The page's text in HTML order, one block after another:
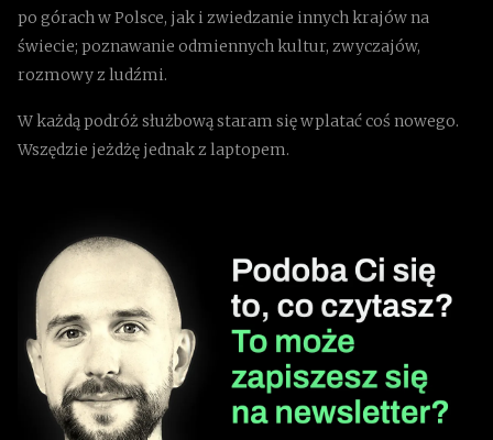
po górach w Polsce, jak i zwiedzanie innych krajów na
świecie; poznawanie odmiennych kultur, zwyczajów,
rozmowy z ludźmi.
W każdą podróż służbową staram się wplatać coś nowego.
Wszędzie jeżdżę jednak z laptopem.